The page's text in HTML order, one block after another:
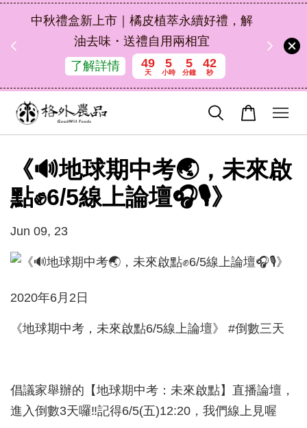
中秋禮盒新上市｜橘皮植萃永續好禮，解
油去味・送禮自用兩相宜
了解詳情
49
天
5
小時
5
分鐘
42
秒
《🔊地球期中考🌏，未來啟
點✊6/5線上論壇🎧🎙️》
Jun 09, 23
2020年6月2日
《地球期中考，未來啟點6/5線上論壇》 #倒數三天
倡議家舉辦的【地球期中考：未來啟點】直播論壇，
進入倒數3天囉‼️記得6/5(五)12:20，我們線上見喔